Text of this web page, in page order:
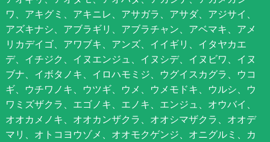
ワ、アキグミ、アキニレ、アサガラ、アサダ、アジサイ、
アズキナシ、アブラギリ、アブラチャン、アベマキ、アメ
リカデイゴ、アワブキ、アンズ、イイギリ、イタヤカエ
デ、イチジク、イヌエンジュ、イヌシデ、イヌビワ、イヌ
ブナ、イボタノキ、イロハモミジ、ウグイスカグラ、ウコ
ギ、ウチワノキ、ウツギ、ウメ、ウメモドキ、ウルシ、ウ
ワミズザクラ、エゴノキ、エノキ、エンジュ、オウバイ、
オオカメノキ、オオカンザクラ、オオシマザクラ、オオデ
マリ、オトコヨウゾメ、オオモクゲンジ、オニグルミ、カ